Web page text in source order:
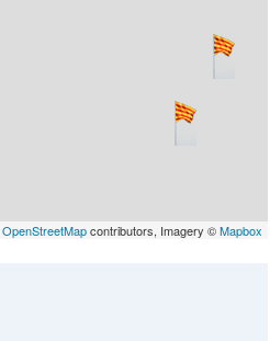
OpenStreetMapcontributors, Imagery ©Mapbox